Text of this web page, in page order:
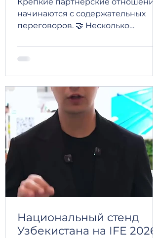
начинаются с содержательных
переговоров. 🤝 Несколько
Nut and Dried Fruit Congress 2026 в
Макао — одного из ведущих
индустрии сухофруктов и орехов.
Конгресс объединил
профессионалов отрасли,
партнеров и компании со всего
мира, создав ценные
контактов, обсуждения актуальных
сотрудничества.
Национальный стенд
Узбекистана на IFE 2026